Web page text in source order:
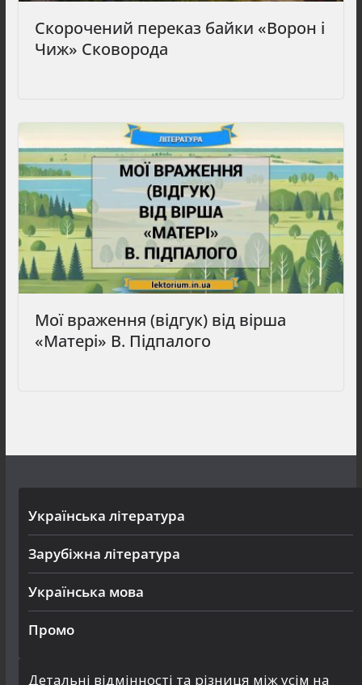
Скорочений переказ байки «Ворон і
Чиж» Сковорода
Мої враження (відгук) від вірша
«Матері» В. Підпалого
Українська література
Зарубіжна література
Українська мова
Промо
Детальні відмінності та різниця між усім на